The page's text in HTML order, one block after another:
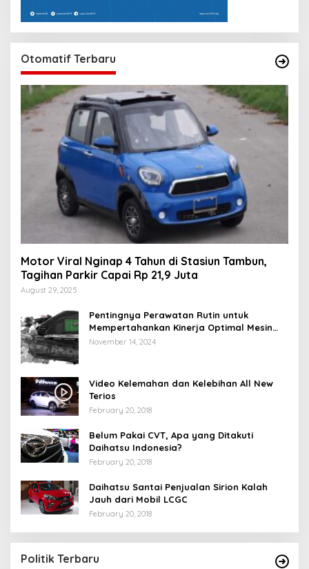
Otomatif Terbaru
Motor Viral Nginap 4 Tahun di Stasiun Tambun,
Tagihan Parkir Capai Rp 21,9 Juta
August 29, 2025
Pentingnya Perawatan Rutin untuk
Mempertahankan Kinerja Optimal Mesin
Motor Matic Anda
November 14, 2024
Video Kelemahan dan Kelebihan All New
Terios
February 20, 2018
Belum Pakai CVT, Apa yang Ditakuti
Daihatsu Indonesia?
February 20, 2018
Daihatsu Santai Penjualan Sirion Kalah
Jauh dari Mobil LCGC
February 20, 2018
Politik Terbaru